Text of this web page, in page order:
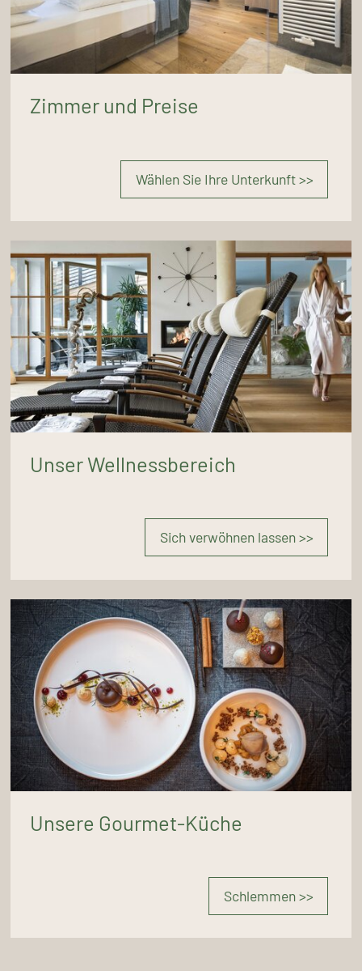
Zimmer und Preise
Wählen Sie Ihre Unterkunft >>
Unser Wellnessbereich
Sich verwöhnen lassen >>
Unsere Gourmet-Küche
Schlemmen >>